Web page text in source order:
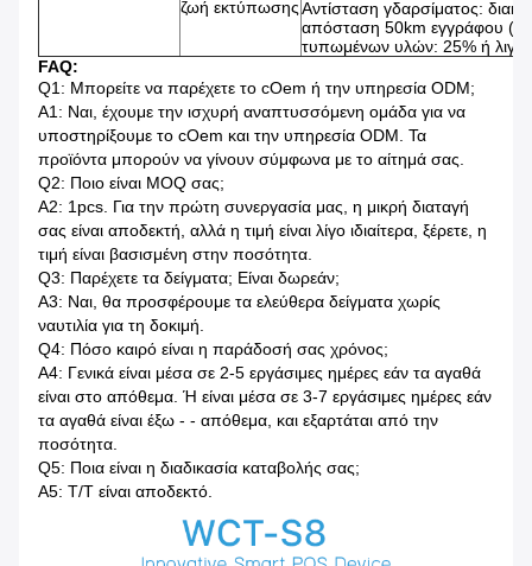
ζωή εκτύπωσηςΑντίσταση γδαρσίματος:
απόσταση 50km εγγράφου
τυπωμένων υλών: 25% ή
FAQ:
Q1: Μπορείτε να παρέχετε το cOem ή την υπηρεσία ODM;
Α1: Ναι, έχουμε την ισχυρή αναπτυσσόμενη ομάδα για να
υποστηρίξουμε το cOem και την υπηρεσία ODM. Τα
προϊόντα μπορούν να γίνουν σύμφωνα με το αίτημά σας.
Q2: Ποιο είναι MOQ σας;
A2: 1pcs. Για την πρώτη συνεργασία μας, η μικρή διαταγή
σας είναι αποδεκτή, αλλά η τιμή είναι λίγο ιδιαίτερα, ξέρετε, η
τιμή είναι βασισμένη στην ποσότητα.
Q3: Παρέχετε τα δείγματα; Είναι δωρεάν;
A3: Ναι, θα προσφέρουμε τα ελεύθερα δείγματα χωρίς
ναυτιλία για τη δοκιμή.
Q4: Πόσο καιρό είναι η παράδοσή σας χρόνος;
A4: Γενικά είναι μέσα σε 2-5 εργάσιμες ημέρες εάν τα αγαθά
είναι στο απόθεμα. Ή είναι μέσα σε 3-7 εργάσιμες ημέρες εάν
τα αγαθά είναι έξω - - απόθεμα, και εξαρτάται από την
ποσότητα.
Q5: Ποια είναι η διαδικασία καταβολής σας;
A5: T/T είναι αποδεκτό.